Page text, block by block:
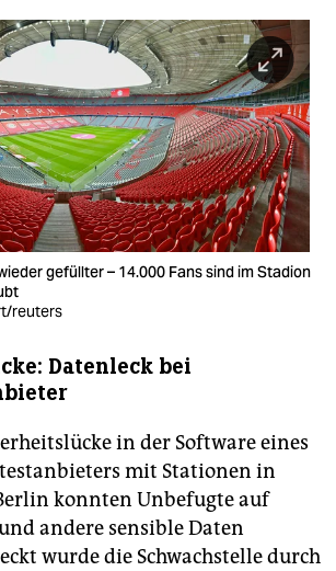
gefüllter – 14.000 Fans sind im Stadion
reuters
Datenleck bei
in der Software eines
mit Stationen in
konnten Unbefugte auf
andere sensible Daten
wurde die Schwachstelle durch